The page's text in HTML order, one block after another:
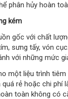
phân hủy hoàn
kém
gốc với chất
sưng tấy, vón
với những mức
một liệu trình
quá rẻ hoặc chi
toàn không có